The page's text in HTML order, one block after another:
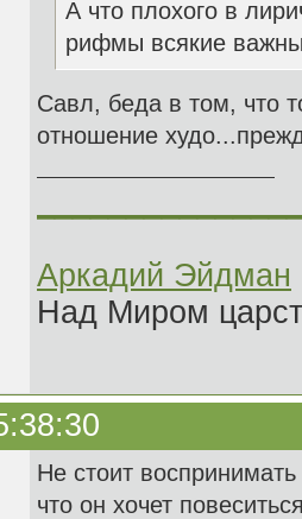
А что плохого в
рифмы всякие
Савл, беда в том, что
отношение
Аркадий Эйдман
Над Миром
Не стоит
что он хочет